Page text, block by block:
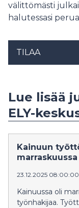
välittömästi
halutessasi
TILAA
Lue lisää
ELY-
Kainuun
marraskuussa
23.12.2025 08:00:00
Kainuussa oli
työnhakijaa.